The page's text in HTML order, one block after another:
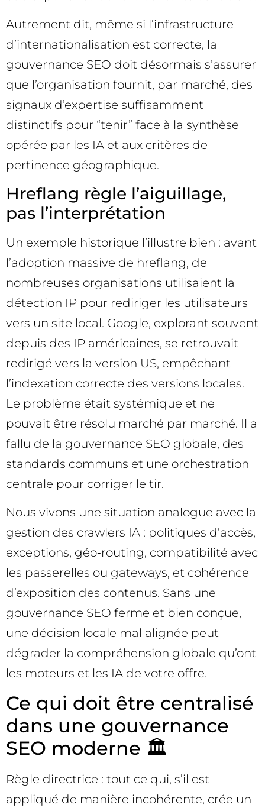
Autrement dit, même si l’infrastructure
d’internationalisation est correcte, la
gouvernance SEO doit désormais s’assurer
que l’organisation fournit, par marché, des
signaux d’expertise suffisamment
distinctifs pour “tenir” face à la synthèse
opérée par les IA et aux critères de
pertinence géographique.
Hreflang règle l’aiguillage,
pas l’interprétation
Un exemple historique l’illustre bien : avant
l’adoption massive de hreflang, de
nombreuses organisations utilisaient la
détection IP pour rediriger les utilisateurs
vers un site local. Google, explorant souvent
depuis des IP américaines, se retrouvait
redirigé vers la version US, empêchant
l’indexation correcte des versions locales.
Le problème était systémique et ne
pouvait être résolu marché par marché. Il a
fallu de la gouvernance SEO globale, des
standards communs et une orchestration
centrale pour corriger le tir.
Nous vivons une situation analogue avec la
gestion des crawlers IA : politiques d’accès,
exceptions, géo‑routing, compatibilité avec
les passerelles ou gateways, et cohérence
d’exposition des contenus. Sans une
gouvernance SEO ferme et bien conçue,
une décision locale mal alignée peut
dégrader la compréhension globale qu’ont
les moteurs et les IA de votre offre.
Ce qui doit être centralisé
dans une gouvernance
SEO moderne 🏛️
Règle directrice : tout ce qui, s’il est
appliqué de manière incohérente, crée un